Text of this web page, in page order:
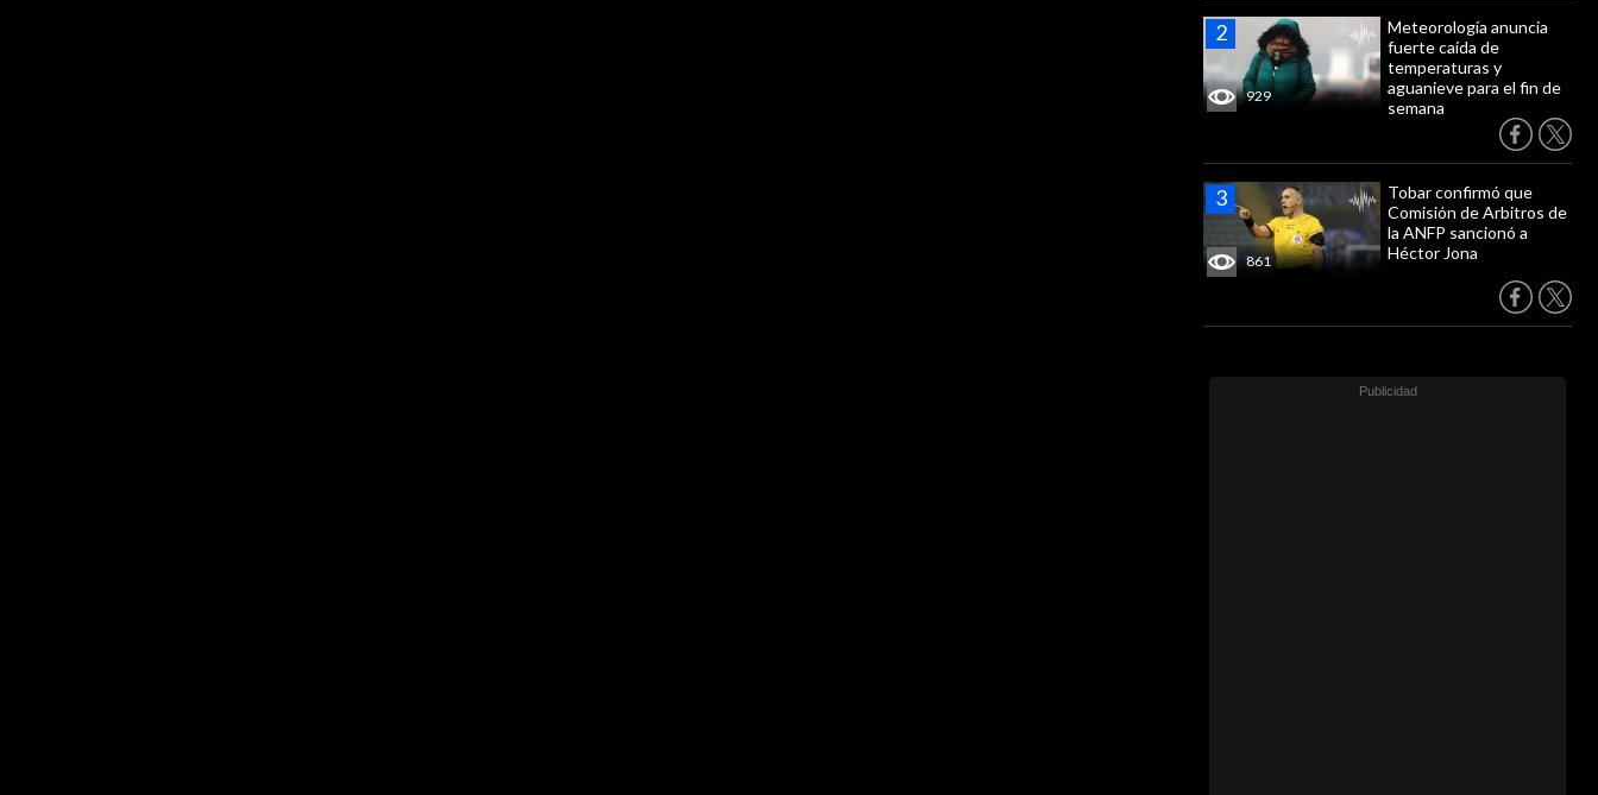
929
Meteorología anuncia
fuerte caída de
temperaturas y
aguanieve para el fin de
semana
861
Tobar confirmó que
Comisión de Arbitros de
la ANFP sancionó a
Héctor Jona